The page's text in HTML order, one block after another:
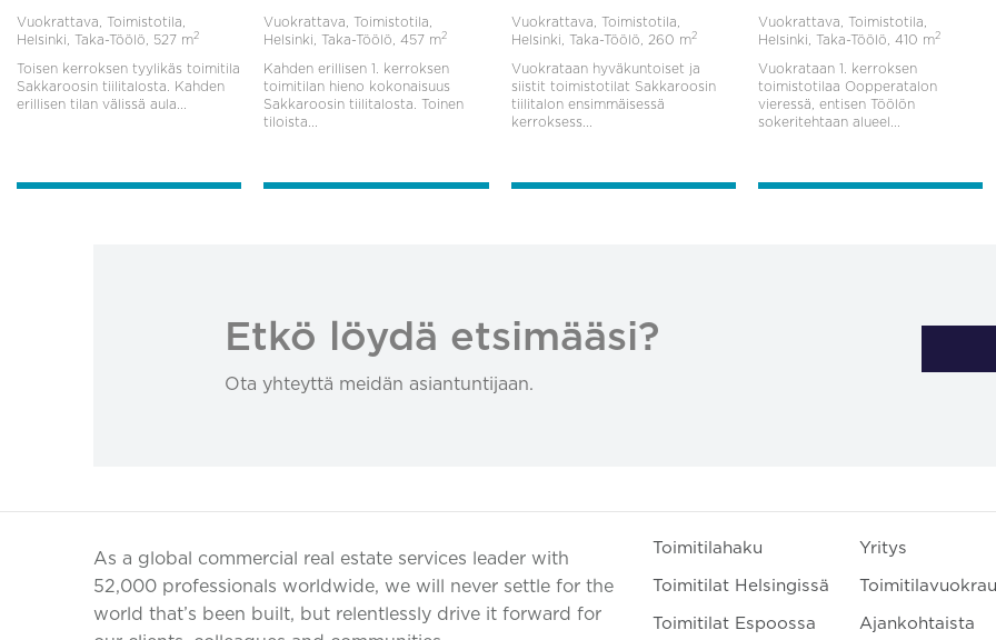
Vuokrattava, Toimistotila,
Helsinki, Taka-Töölö, 527 m2
Toisen kerroksen tyylikäs toimitila
Sakkaroosin tiilitalosta. Kahden
erillisen tilan välissä aula...
Vuokrattava, Toimistotila,
Helsinki, Taka-Töölö,457 m2
Kahden erillisen 1. kerroksen
toimitilan hieno kokonaisuus
Sakkaroosin tiilitalosta. Toinen
tiloista...
Vuokrattava, Toimistotila,
Helsinki, Taka-Töölö,
260 m2
Vuokrataan hyväkuntoiset ja
siistit toimistotilat Sakkaroosin
tiilitalon ensimmäisessä
kerroksess...
Vuokrattava, Toimistotila,
Helsinki, Taka-Töölö, 410 m2
Vuokrataan 1. kerroksen
toimistotilaa Oopperatalon
vieressä, entisen Töölön
sokeritehtaan alueel...
Etkö löydä etsimääsi?
Ota yhteyttä meidän asiantuntijaan.
As a global commercial real estate services leader with
52,000 professionals worldwide, we will never settle for the
world that’s been built, but relentlessly drive it forward for
Toimitilahaku
Toimitilat Helsingissä
Toimitilat Espoossa
Yritys
Ajankohtaista